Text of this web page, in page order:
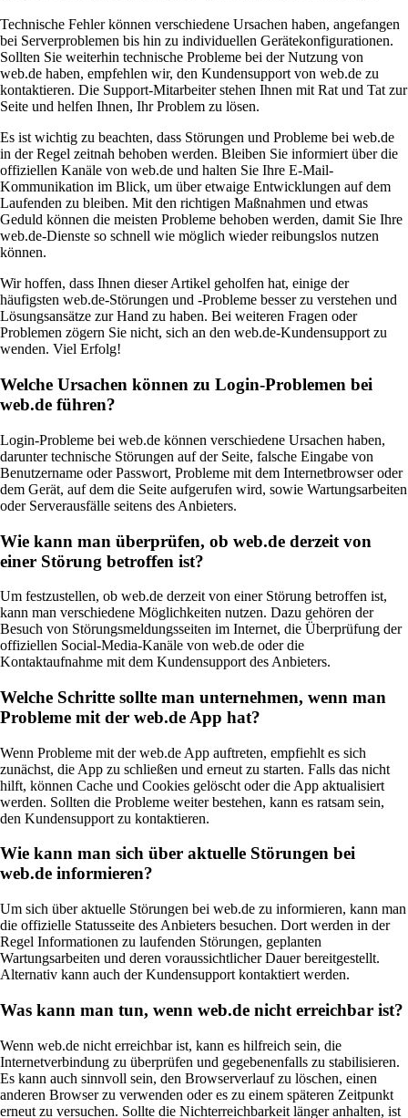
Technische Fehler können verschiedene Ursachen haben, angefangen
bei Serverproblemen bis hin zu individuellen Gerätekonfigurationen.
Sollten Sie weiterhin technische Probleme bei der Nutzung von
web.de haben, empfehlen wir, den Kundensupport von web.de zu
kontaktieren. Die Support-Mitarbeiter stehen Ihnen mit Rat und Tat zur
Seite und helfen Ihnen, Ihr Problem zu lösen.
Es ist wichtig zu beachten, dass Störungen und Probleme bei web.de
in der Regel zeitnah behoben werden. Bleiben Sie informiert über die
offiziellen Kanäle von web.de und halten Sie Ihre E-Mail-
Kommunikation im Blick, um über etwaige Entwicklungen auf dem
Laufenden zu bleiben. Mit den richtigen Maßnahmen und etwas
Geduld können die meisten Probleme behoben werden, damit Sie Ihre
web.de-Dienste so schnell wie möglich wieder reibungslos nutzen
können.
Wir hoffen, dass Ihnen dieser Artikel geholfen hat, einige der
häufigsten web.de-Störungen und -Probleme besser zu verstehen und
Lösungsansätze zur Hand zu haben. Bei weiteren Fragen oder
Problemen zögern Sie nicht, sich an den web.de-Kundensupport zu
wenden. Viel Erfolg!
Welche Ursachen können zu Login-Problemen bei
web.de führen?
Login-Probleme bei web.de können verschiedene Ursachen haben,
darunter technische Störungen auf der Seite, falsche Eingabe von
Benutzername oder Passwort, Probleme mit dem Internetbrowser oder
dem Gerät, auf dem die Seite aufgerufen wird, sowie Wartungsarbeiten
oder Serverausfälle seitens des Anbieters.
Wie kann man überprüfen, ob web.de derzeit von
einer Störung betroffen ist?
Um festzustellen, ob web.de derzeit von einer Störung betroffen ist,
kann man verschiedene Möglichkeiten nutzen. Dazu gehören der
Besuch von Störungsmeldungsseiten im Internet, die Überprüfung der
offiziellen Social-Media-Kanäle von web.de oder die
Kontaktaufnahme mit dem Kundensupport des Anbieters.
Welche Schritte sollte man unternehmen, wenn man
Probleme mit der web.de App hat?
Wenn Probleme mit der web.de App auftreten, empfiehlt es sich
zunächst, die App zu schließen und erneut zu starten. Falls das nicht
hilft, können Cache und Cookies gelöscht oder die App aktualisiert
werden. Sollten die Probleme weiter bestehen, kann es ratsam sein,
den Kundensupport zu kontaktieren.
Wie kann man sich über aktuelle Störungen bei
web.de informieren?
Um sich über aktuelle Störungen bei web.de zu informieren, kann man
die offizielle Statusseite des Anbieters besuchen. Dort werden in der
Regel Informationen zu laufenden Störungen, geplanten
Wartungsarbeiten und deren voraussichtlicher Dauer bereitgestellt.
Alternativ kann auch der Kundensupport kontaktiert werden.
Was kann man tun, wenn web.de nicht erreichbar ist?
Wenn web.de nicht erreichbar ist, kann es hilfreich sein, die
Internetverbindung zu überprüfen und gegebenenfalls zu stabilisieren.
Es kann auch sinnvoll sein, den Browserverlauf zu löschen, einen
anderen Browser zu verwenden oder es zu einem späteren Zeitpunkt
erneut zu versuchen. Sollte die Nichterreichbarkeit länger anhalten, ist